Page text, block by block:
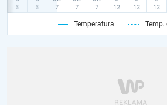
Temperatura Temp.